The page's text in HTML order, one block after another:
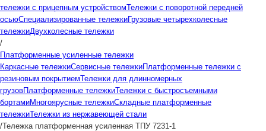
тележки с прицепным устройствомТележки с поворотной передней
осьюСпециализированные тележкиГрузовые четырехколесные
тележкиДвухколесные тележки
/
Платформенные усиленные тележки
Каркасные тележкиСервисные тележкиПлатформенные тележки с
резиновым покрытиемТележки для длинномерных
грузовПлатформенные тележкиТележки с быстросъемными
бортамиМногоярусные тележкиСкладные платформенные
тележкиТележки из нержавеющей стали
/Тележка платформенная усиленная ТПУ 7231-1